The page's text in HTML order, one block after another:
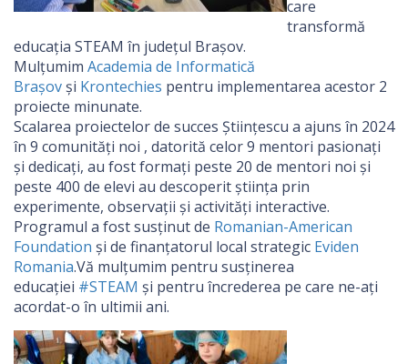
care
transformă
educația STEAM în județul Brașov.
Mulțumim Academia de Informatică
Brașovși Krontechies pentru implementarea acestor 2
proiecte minunate.
Scalarea proiectelor de succes Științescu a ajuns în 2024
în 9 comunități noi , datorită celor 9 mentori pasionați
și dedicați, au fost formați peste 20 de mentori noi și
peste 400 de elevi au descoperit știința prin
experimente, observații și activități interactive.
Programul a fost susținut de Romanian-American
Foundation și de finanțatorul local strategic Eviden
Romania.Vă mulțumim pentru susținerea
educației #STEAM și pentru încrederea pe care ne-ați
acordat-o în ultimii ani.